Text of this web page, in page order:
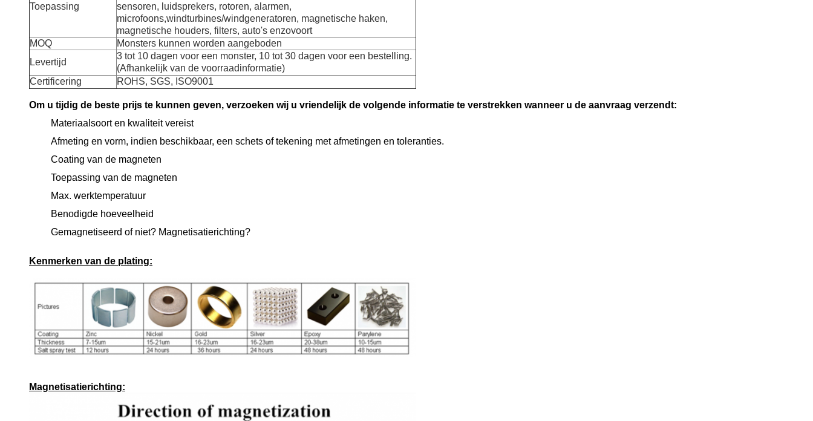
Toepassing
sensoren, luidsprekers, rotoren, alarmen,
microfoons,windturbines/windgeneratoren, magnetische haken,
magnetische houders, filters, auto's enzovoort
MOQ
Monsters kunnen worden aangeboden
Levertijd
3 tot 10 dagen voor een monster, 10 tot 30 dagen voor een bestelling.
(Afhankelijk van de voorraadinformatie)
Certificering
ROHS, SGS, ISO9001
Om u tijdig de beste prijs te kunnen geven, verzoeken wij u vriendelijk de volgende informatie te verstrekken wanneer u de aanvraag verzendt:
Materiaalsoort en kwaliteit vereist
Afmeting en vorm, indien beschikbaar, een schets of tekening met afmetingen en toleranties.
Coating van de magneten
Toepassing van de magneten
Max. werktemperatuur
Benodigde hoeveelheid
Gemagnetiseerd of niet? Magnetisatierichting?
Kenmerken van de plating:
Magnetisatierichting: